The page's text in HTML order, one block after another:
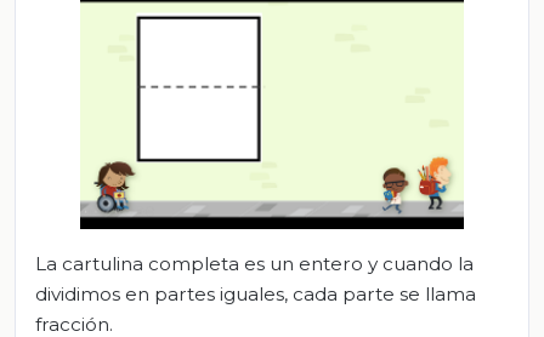
La cartulina completa es un entero y cuando la
dividimos en partes iguales, cada parte se llama
fracción.